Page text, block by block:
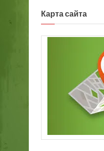
Карта сайта